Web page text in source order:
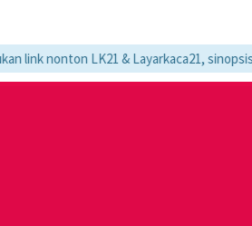
LK21 & Layarkaca21, sinopsis